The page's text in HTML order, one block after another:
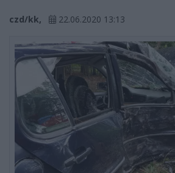
czd/kk, 22.06.2020 13:13